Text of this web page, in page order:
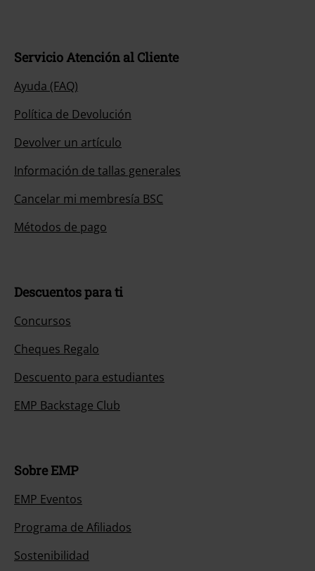
Servicio Atención al Cliente
Ayuda (FAQ)
Política de Devolución
Devolver un artículo
Información de tallas generales
Cancelar mi membresía BSC
Métodos de pago
Descuentos para ti
Concursos
Cheques Regalo
Descuento para estudiantes
EMP Backstage Club
Sobre EMP
EMP Eventos
Programa de Afiliados
Sostenibilidad